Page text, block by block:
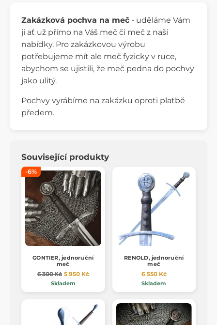
Zakázková pochva na meč - uděláme Vám
ji ať už přímo na Váš meč či meč z naší
nabídky. Pro zakázkovou výrobu
potřebujeme mít ale meč fyzicky v ruce,
abychom se ujistili, že meč pedna do pochvy
jako ulitý.
Pochvy vyrábíme na zakázku oproti platbě
předem.
Související produkty
-6%
GONTIER, jednoruční
meč
6 300 Kč 5 950 Kč
Skladem
RENOLD, jednoruční
meč
6 550 Kč
Skladem